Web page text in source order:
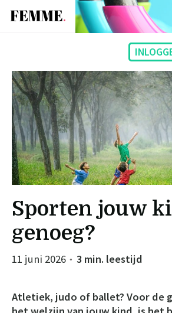
Sporten jouw
genoeg?
11 juni 2026 ● 3 min. leestijd
Atletiek, judo of ballet? Voor de